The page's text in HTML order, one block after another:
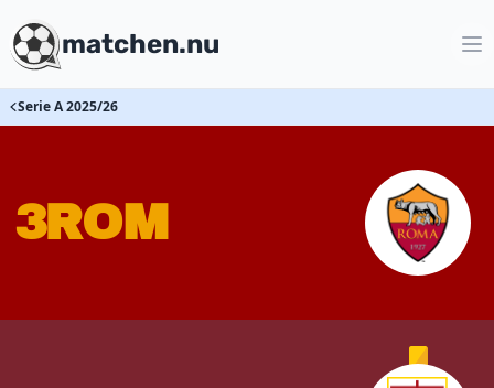
matchen.nu
Serie A 2025/26
3ROM